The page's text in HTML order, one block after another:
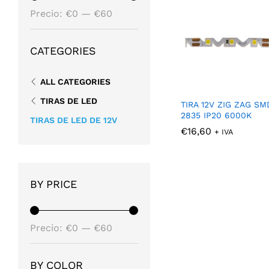
TIRA 12V ZIG ZAG
2835 IP20 6000K
€16,60 + IVA
€16,60
mínimo
máximo
Precio: €0 — €60
CATEGORIES
ALL CATEGORIES
TIRAS DE LED
TIRAS DE LED DE 12V
BY PRICE
mínimo
máximo
Precio: €0 — €60
BY COLOR